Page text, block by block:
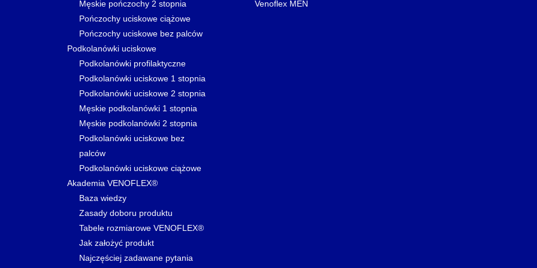
Męskie pończochy 2 stopnia
Pończochy uciskowe ciążowe
Pończochy uciskowe bez palców
Podkolanówki uciskowe
Podkolanówki profilaktyczne
Podkolanówki uciskowe 1 stopnia
Podkolanówki uciskowe 2 stopnia
Męskie podkolanówki 1 stopnia
Męskie podkolanówki 2 stopnia
Podkolanówki uciskowe bez
palców
Podkolanówki uciskowe ciążowe
Akademia VENOFLEX®
Baza wiedzy
Zasady doboru produktu
Tabele rozmiarowe VENOFLEX®
Jak założyć produkt
Najczęściej zadawane pytania
Venoflex MEN